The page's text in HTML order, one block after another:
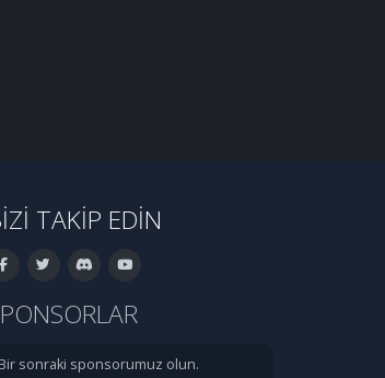
TAKIP EDIN
Bir sonraki sponsorumuz olun.